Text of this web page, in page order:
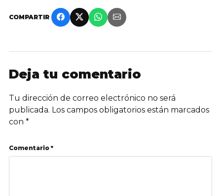
COMPARTIR
Deja tu comentario
Tu dirección de correo electrónico no será
publicada. Los campos obligatorios están marcados
con *
Comentario *